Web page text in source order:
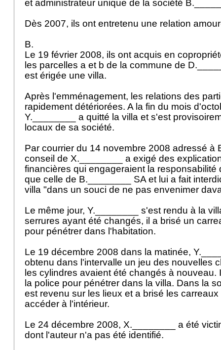
et administrateur unique de la société
Dès 2007, ils ont entretenu une relation
B.
Le 19 février 2008, ils ont acquis en
les parcelles a et b de la commune de
est érigée une villa.
Après l'emménagement, les relations des
rapidement détériorées. A la fin du mois
Y.________ a quitté la villa et s'est
locaux de sa société.
Par courrier du 14 novembre 2008 adressé à
conseil de X.________ a exigé des
financières qui engageraient la responsabilité
que celle de B.________ SA et lui a fait
villa "dans un souci de ne pas envenimer
Le même jour, Y.________ s'est rendu à la
serrures ayant été changés, il a brisé un
pour pénétrer dans l'habitation.
Le 19 décembre 2008 dans la matinée,
obtenu dans l'intervalle un jeu des nouvelles
les cylindres avaient été changés à nouveau.
la police pour pénétrer dans la villa. Dans la
est revenu sur les lieux et a brisé les
accéder à l'intérieur.
Le 24 décembre 2008, X.________ a été
dont l'auteur n'a pas été identifié.